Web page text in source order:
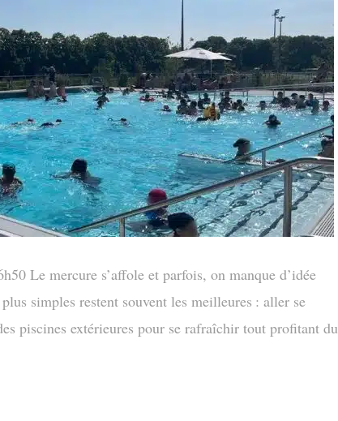
Le mercure s’affole et parfois, on manque d’idée
simples restent souvent les meilleures : aller se
piscines extérieures pour se rafraîchir tout profitant du